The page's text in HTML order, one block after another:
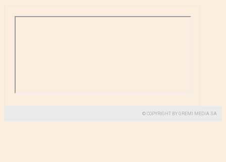
© COPYRIGHT BY GREMI MEDIA SA